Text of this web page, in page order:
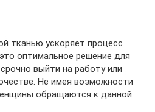
тканью ускоряет процесс
оптимальное решение для
выйти на работу или
Не имея возможности
обращаются к данной